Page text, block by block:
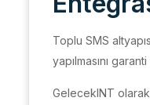
Toplu SMS
yapılmasını
GelecekINT